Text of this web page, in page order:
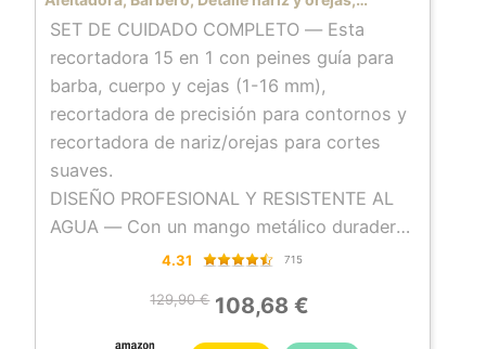
Resistente al agua, Regalo para hombres,
Plateado/Gris, MT996E
SET DE CUIDADO COMPLETO — Esta
recortadora 15 en 1 con peines guía para
barba, cuerpo y cejas (1-16 mm),
recortadora de precisión para contornos y
recortadora de nariz/orejas para cortes
suaves.
DISEÑO PROFESIONAL Y RESISTENTE AL
AGUA — Con un mango metálico duradero
y un diseño 100% resistente al agua, esta
resistencia de calidad profesional,
brindando un rendimiento duradero tanto
4.31 715
129,90 € 108,68 €